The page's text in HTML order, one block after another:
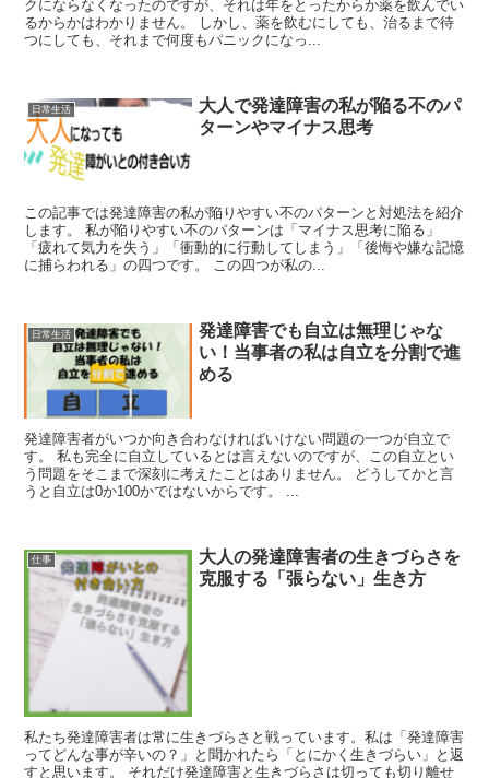
クにならなくなったのですが、それは年をとったからか薬を飲んでい
るからかはわかりません。 しかし、薬を飲むにしても、治るまで待
つにしても、それまで何度もパニックになっ...
日常生活
大人で発達障害の私が陥る不のパ
ターンやマイナス思考
この記事では発達障害の私が陥りやすい不のパターンと対処法を紹介
します。 私が陥りやすい不のパターンは「マイナス思考に陥る」
「疲れて気力を失う」「衝動的に行動してしまう」「後悔や嫌な記憶
に捕らわれる」の四つです。 この四つが私の...
日常生活
発達障害でも自立は無理じゃな
い！当事者の私は自立を分割で進
める
発達障害者がいつか向き合わなければいけない問題の一つが自立で
す。 私も完全に自立しているとは言えないのですが、この自立とい
う問題をそこまで深刻に考えたことはありません。 どうしてかと言
うと自立は0か100かではないからです。 ...
仕事
大人の発達障害者の生きづらさを
克服する「張らない」生き方
私たち発達障害者は常に生きづらさと戦っています。私は「発達障害
ってどんな事が辛いの？」と聞かれたら「とにかく生きづらい」と返
すと思います。 それだけ発達障害と生きづらさは切っても切り離せ